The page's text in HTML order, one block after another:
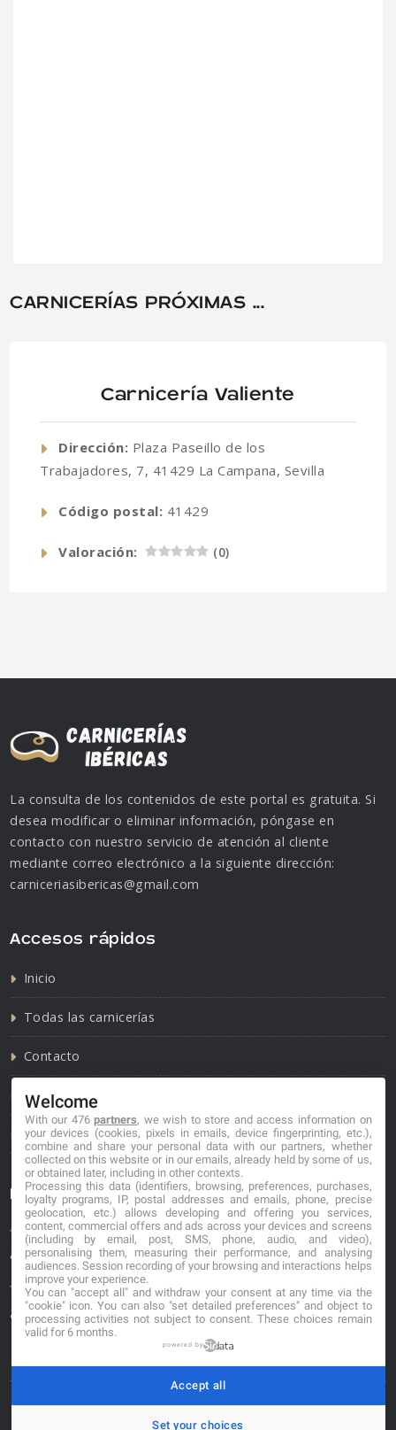
CARNICERÍAS PRÓXIMAS ...
Carnicería Valiente
Dirección: Plaza Paseillo de los
Trabajadores, 7, 41429 La Campana, Sevilla
Código postal: 41429
Valoración: (0)
La consulta de los contenidos de este portal es gratuita. Si
desea modificar o eliminar información, póngase en
contacto con nuestro servicio de atención al cliente
mediante correo electrónico a la siguiente dirección:
carniceriasibericas@gmail.com
Accesos rápidos
Inicio
Todas las carnicerías
Contacto
Política de cookies
Política de privacidad
Información de contacto
*No se garantiza que los datos mostrados estén
actualizados.
** Los precios mostrados son estimaciones y no se
garantiza su veracidad.
© 2026. carniceriasibericas.com
Welcome
With our 476partners, we wish to store and access information on
your devices (cookies, pixels in emails, device fingerprinting, etc.),
combine and share your personal data with our partners, whether
collected on this website or in our emails, already held by some of us,
or obtained later, including in other contexts.
Processing this data (identifiers, browsing, preferences, purchases,
loyalty programs, IP, postal addresses and emails, phone, precise
geolocation, etc.) allows developing and offering you services,
content, commercial offers and ads across your devices and screens
(including by email, post, SMS, phone, audio, and video),
personalising them, measuring their performance, and analysing
audiences. Session recording of your browsing and interactions helps
improve your experience.
You can "accept all" and withdraw your consent at any time via the
"cookie" icon. You can also "set detailed preferences" and object to
processing activities not subject to consent. These choices remain
valid for 6 months.
powered by
Set your choices
Accept all